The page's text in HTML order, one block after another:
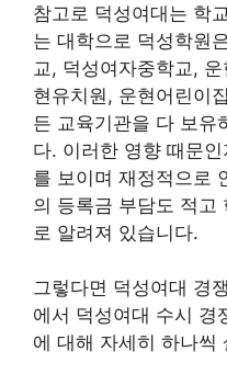
참고로 덕성여대는 학
는 대학으로 덕성학원
교, 덕성여자중학교,
현유치원, 운현어린이
든 교육기관을 다 보유
다. 이러한 영향 때문
를 보이며 재정적으로
의 등록금 부담도 적고
로 알려져 있습니다.
그렇다면 덕성여대 경
에서 덕성여대 수시 경
에 대해 자세히 하나씩